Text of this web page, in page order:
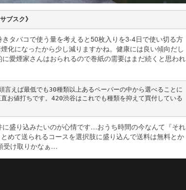
ブスク》
タバコで使う量を考えると50枚入りを3-4日で使い切る方
化になったから少し減りますかね。健康には良い傾向だし
愛煙家さんはおられるので巻紙の需要はまだ続くと思われ
言えば最低でも30種類以上あるペーパーの中から選べることに
お値打ちです。420渋谷はこれでも種類を抑えて買付している
盛り込みたいのが心情です…おうち時間の今なんて『それ
めて送られるコースを選択肢に盛り込んで送料は無料とか
受け取りかなぁ…